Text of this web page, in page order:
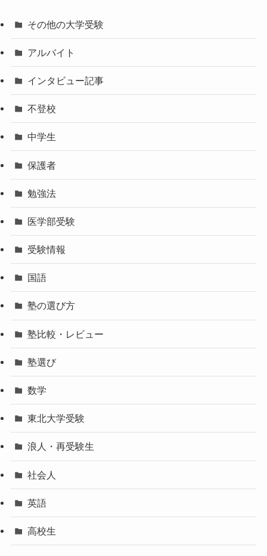
その他の大学受験
アルバイト
インタビュー記事
不登校
中学生
保護者
勉強法
医学部受験
受験情報
国語
塾の選び方
塾比較・レビュー
塾選び
数学
東北大学受験
浪人・再受験生
社会人
英語
高校生